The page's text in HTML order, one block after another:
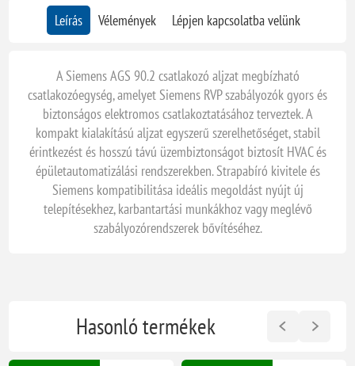
Leírás Vélemények Lépjen kapcsolatba velünk
A Siemens AGS 90.2 csatlakozó aljzatmegbízható
csatlakozóegység, amelyet Siemens RVP szabályozók gyors és
biztonságos elektromos csatlakoztatásához terveztek. A
kompakt kialakítású aljzat egyszerű szerelhetőséget, stabil
érintkezést és hosszú távú üzembiztonságot biztosít HVAC és
épületautomatizálási rendszerekben. Strapabíró kivitele és
Siemens kompatibilitása ideális megoldást nyújt új
telepítésekhez, karbantartási munkákhoz vagy meglévő
szabályozórendszerek bővítéséhez.
Hasonló termékek